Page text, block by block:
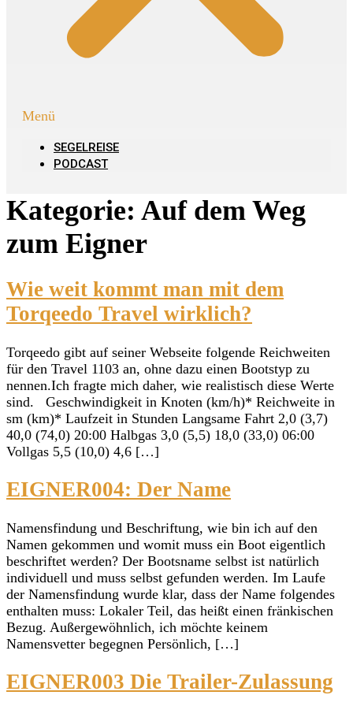
Menü
SEGELREISE
PODCAST
Kategorie: Auf dem Weg
zum Eigner
Wie weit kommt man mit dem
Torqeedo Travel wirklich?
Torqeedo gibt auf seiner Webseite folgende Reichweiten
für den Travel 1103 an, ohne dazu einen Bootstyp zu
nennen.Ich fragte mich daher, wie realistisch diese Werte
sind. Geschwindigkeit in Knoten (km/h)* Reichweite in
sm (km)* Laufzeit in Stunden Langsame Fahrt 2,0 (3,7)
40,0 (74,0) 20:00 Halbgas 3,0 (5,5) 18,0 (33,0) 06:00
Vollgas 5,5 (10,0) 4,6 […]
EIGNER004: Der Name
Namensfindung und Beschriftung, wie bin ich auf den
Namen gekommen und womit muss ein Boot eigentlich
beschriftet werden? Der Bootsname selbst ist natürlich
individuell und muss selbst gefunden werden. Im Laufe
der Namensfindung wurde klar, dass der Name folgendes
enthalten muss: Lokaler Teil, das heißt einen fränkischen
Bezug. Außergewöhnlich, ich möchte keinem
Namensvetter begegnen Persönlich, […]
EIGNER003 Die Trailer-Zulassung